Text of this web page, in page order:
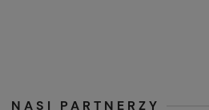
NASI PARTNERZY